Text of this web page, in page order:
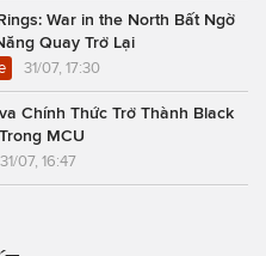
War in the North Bất Ngờ
Quay Trở Lại
31/07, 17:30
Chính Thức Trở Thành Black
MCU
31/07, 16:47